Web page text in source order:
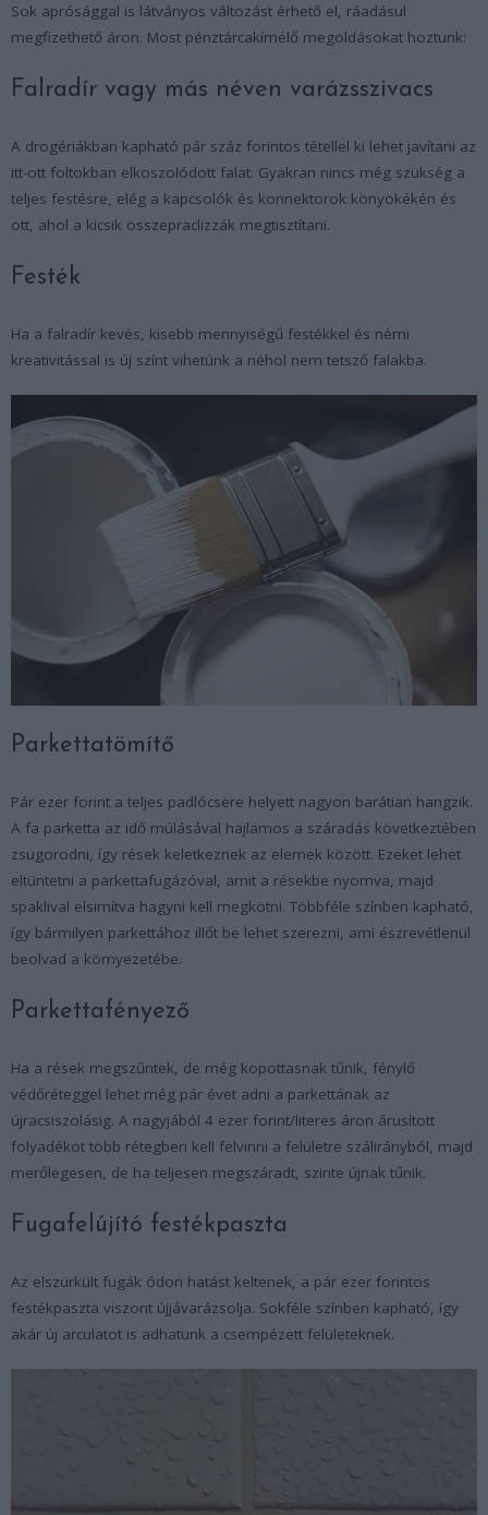
Sok aprósággal is látványos változást érhető el, ráadásul
megfizethető áron. Most pénztárcakímélő megoldásokat hoztunk:
Falradír vagy más néven varázsszivacs
A drogériákban kapható pár száz forintos tétellel ki lehet javítani az
itt-ott foltokban elkoszolódott falat. Gyakran nincs még szükség a
teljes festésre, elég a kapcsolók és konnektorok könyökékén és
ott, ahol a kicsik összepraclizzák megtisztítani.
Festék
Ha a falradír kevés, kisebb mennyiségű festékkel és némi
kreativitással is új színt vihetünk a néhol nem tetsző falakba.
Parkettatömítő
Pár ezer forint a teljes padlócsere helyett nagyon barátian hangzik.
A fa parketta az idő múlásával hajlamos a száradás következtében
zsugorodni, így rések keletkeznek az elemek között. Ezeket lehet
eltüntetni a parkettafugázóval, amit a résekbe nyomva, majd
spaklival elsimítva hagyni kell megkötni. Többféle színben kapható,
így bármilyen parkettához illőt be lehet szerezni, ami észrevétlenül
beolvad a környezetébe.
Parkettafényező
Ha a rések megszűntek, de még kopottasnak tűnik, fénylő
védőréteggel lehet még pár évet adni a parkettának az
újracsiszolásig. A nagyjából 4 ezer forint/literes áron árusított
folyadékot több rétegben kell felvinni a felületre szálirányból, majd
merőlegesen, de ha teljesen megszáradt, szinte újnak tűnik.
Fugafelújító festékpaszta
Az elszürkült fugák ódon hatást keltenek, a pár ezer forintos
festékpaszta viszont újjávarázsolja. Sokféle színben kapható, így
akár új arculatot is adhatunk a csempézett felületeknek.